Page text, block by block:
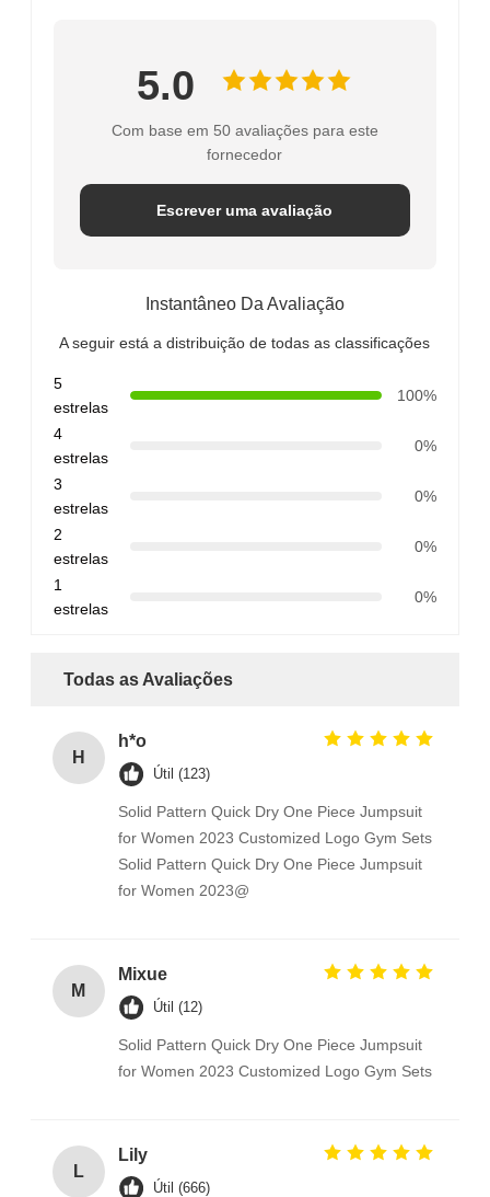
5.0
Com base em 50 avaliações para este
fornecedor
Escrever uma avaliação
Instantâneo Da Avaliação
A seguir está a distribuição de todas as classificações
5
estrelas
100%
4
estrelas
0%
3
estrelas
0%
2
estrelas
0%
1
estrelas
0%
Todas as Avaliações
H
h*o
Útil (123)
Solid Pattern Quick Dry One Piece Jumpsuit
for Women 2023 Customized Logo Gym Sets
Solid Pattern Quick Dry One Piece Jumpsuit
for Women 2023@
M
Mixue
Útil (12)
Solid Pattern Quick Dry One Piece Jumpsuit
for Women 2023 Customized Logo Gym Sets
L
Lily
Útil (666)